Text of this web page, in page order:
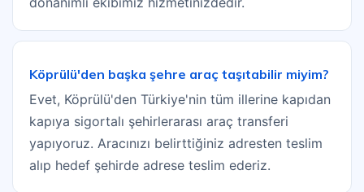
Köprülü'den başka şehre araç taşıtabilir miyim?
Evet, Köprülü'den Türkiye'nin tüm illerine kapıdan
kapıya sigortalı şehirlerarası araç transferi
yapıyoruz. Aracınızı belirttiğiniz adresten teslim
alıp hedef şehirde adrese teslim ederiz.